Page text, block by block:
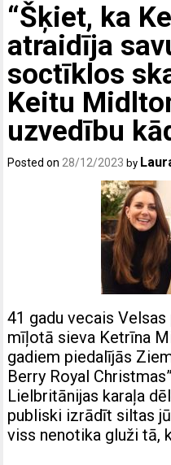
“Šķiet, ka
atraidīja
soctīklos
Keitu
uzvedību
Posted on28/12/2023 by
41 gadu vecais
mīļotā sieva Ketrīna
gadiem piedalījās
Berry Royal
Lielbritānijas karaļa
publiski izrādīt siltas
viss nenotika gluži tā,